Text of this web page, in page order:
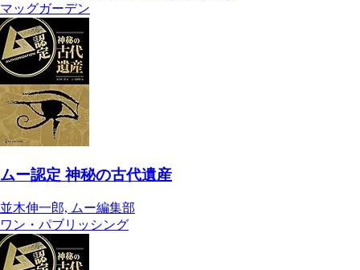
マッグガーデン
ムー認定 神秘の古代遺産
並木伸一郎, ムー編集部
ワン・パブリッシング